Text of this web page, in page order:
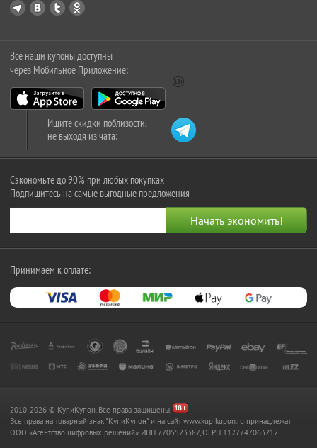
Все наши купоны доступны
через Мобильное Приложение:
Ищите скидки поблизости,
не выходя из чата:
Сэкономьте до 90% при любых покупках
Подпишитесь на самые выгодные предложения
Принимаем к оплате:
2010-2026 © КупиКупон. Все права защищены.
Все права на товарный знак "КупиКупон" и на сайт www.kupikupon.ru принадлежат
OOO «Агентство цифровых решений» ИНН 7705523387, ОГРН 1127747063212